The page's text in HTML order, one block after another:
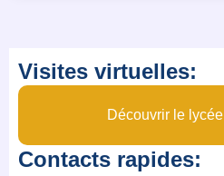
Visites virtuelles:
Découvrir le
Contacts rapides: